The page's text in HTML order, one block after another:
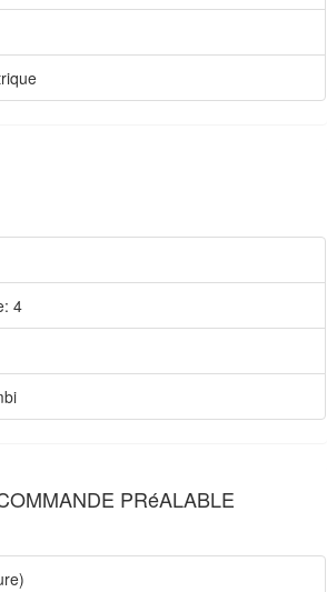
4
PRéALABLE